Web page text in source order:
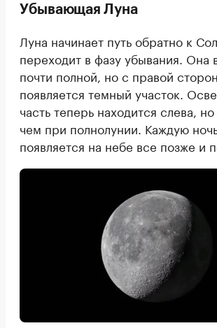
Убывающая Луна
Луна начинает путь обратно к
переходит в фазу убывания. Она
почти полной, но с правой
появляется темный участок.
часть теперь находится слева,
чем при полнолунии. Каждую
появляется на небе все позже и